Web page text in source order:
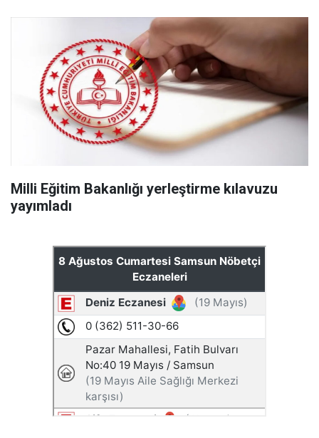
Milli Eğitim Bakanlığı yerleştirme kılavuzu
yayımladı